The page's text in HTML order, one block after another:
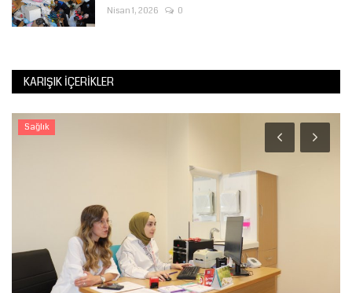
Nisan 1, 2026 0
KARIŞIK İÇERIKLER
Sağlık